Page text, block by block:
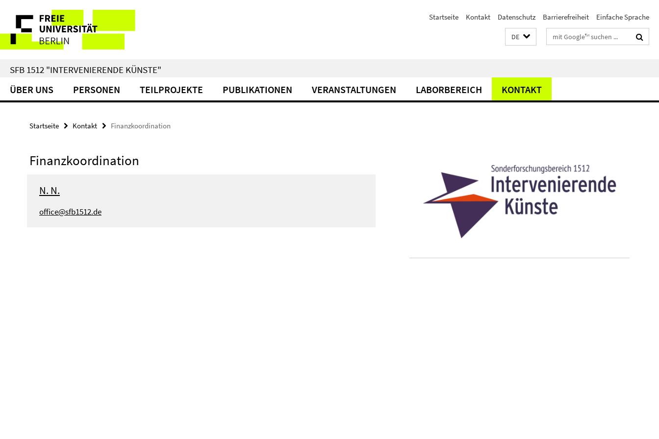
direkt
Inhalt
Service-
Navigation
Startseite Kontakt Datenschutz Barrierefreiheit Einfache Sprache
DE Suchbegriffe
SFB 1512 "INTERVENIERENDE KÜNSTE"
ÜBER UNS PERSONEN TEILPROJEKTE PUBLIKATIONEN VERANSTALTUNGEN LABORBEREICH KONTAKT
Startseite Kontakt Finanzkoordination
Finanzkoordination
N. N.
office@sfb1512.de